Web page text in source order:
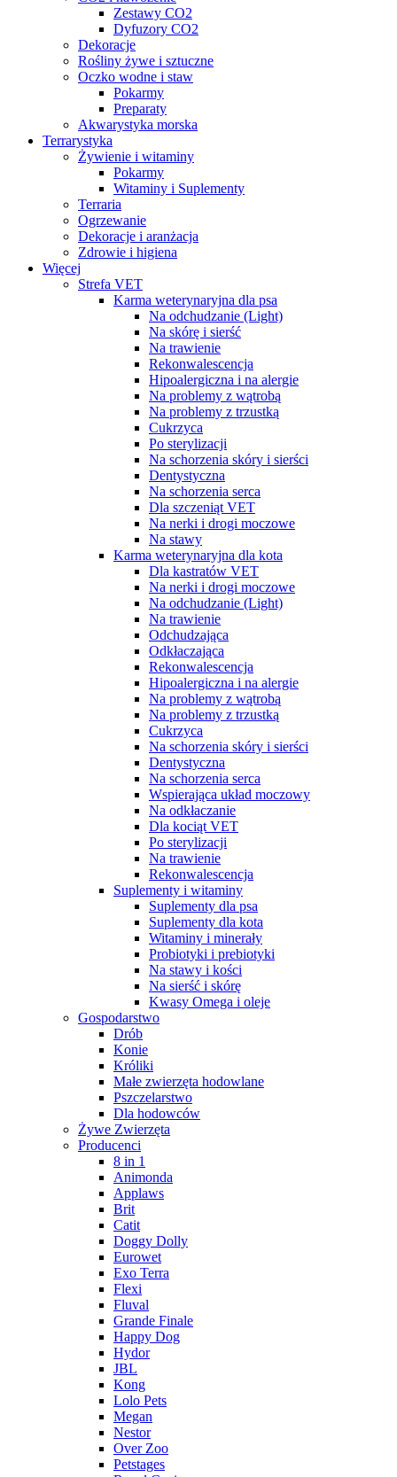
Zestawy CO2
Dyfuzory CO2
Dekoracje
Rośliny żywe i sztuczne
Oczko wodne i staw
Pokarmy
Preparaty
Akwarystyka morska
Terrarystyka
Żywienie i witaminy
Pokarmy
Witaminy i Suplementy
Terraria
Ogrzewanie
Dekoracje i aranżacja
Zdrowie i higiena
Więcej
Strefa VET
Karma weterynaryjna dla psa
Na odchudzanie (Light)
Na skórę i sierść
Na trawienie
Rekonwalescencja
Hipoalergiczna i na alergie
Na problemy z wątrobą
Na problemy z trzustką
Cukrzyca
Po sterylizacji
Na schorzenia skóry i sierści
Dentystyczna
Na schorzenia serca
Dla szczeniąt VET
Na nerki i drogi moczowe
Na stawy
Karma weterynaryjna dla kota
Dla kastratów VET
Na nerki i drogi moczowe
Na odchudzanie (Light)
Na trawienie
Odchudzająca
Odkłaczająca
Rekonwalescencja
Hipoalergiczna i na alergie
Na problemy z wątrobą
Na problemy z trzustką
Cukrzyca
Na schorzenia skóry i sierści
Dentystyczna
Na schorzenia serca
Wspierająca układ moczowy
Na odkłaczanie
Dla kociąt VET
Po sterylizacji
Na trawienie
Rekonwalescencja
Suplementy i witaminy
Suplementy dla psa
Suplementy dla kota
Witaminy i minerały
Probiotyki i prebiotyki
Na stawy i kości
Na sierść i skórę
Kwasy Omega i oleje
Gospodarstwo
Drób
Konie
Króliki
Małe zwierzęta hodowlane
Pszczelarstwo
Dla hodowców
Żywe Zwierzęta
Producenci
8 in 1
Animonda
Applaws
Brit
Catit
Doggy Dolly
Eurowet
Exo Terra
Flexi
Fluval
Grande Finale
Happy Dog
Hydor
JBL
Kong
Lolo Pets
Megan
Nestor
Over Zoo
Petstages